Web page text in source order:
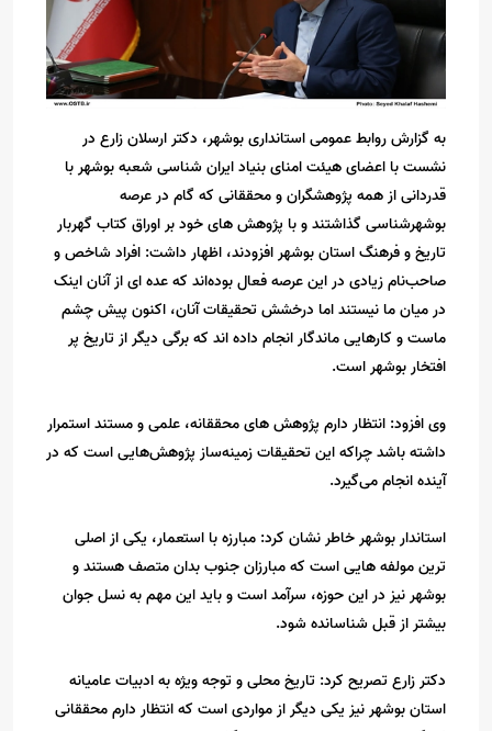
به گزارش روابط عمومی استانداری بوشهر، دکتر ارسلان زارع در
نشست با اعضای هیئت امنای بنیاد ایران شناسی شعبه بوشهر با
قدردانی از همه پژوهشگران و محققانی که گام در عرصه
بوشهرشناسی گذاشتند و با پژوهش های خود بر اوراق کتاب گهربار
تاریخ و فرهنگ استان بوشهر افزودند، اظهار داشت: افراد شاخص و
صاحب‌نام زیادی در این عرصه فعال بوده‌اند که عده ای از آنان اینک
در میان ما نیستند اما درخشش تحقیقات آنان، اکنون پیش چشم
ماست و کارهایی ماندگار انجام داده اند که برگی دیگر از تاریخ پر
افتخار بوشهر است.
وی افزود: انتظار دارم پژوهش های محققانه، علمی و مستند استمرار
داشته باشد چراکه این تحقیقات زمینه‌ساز پژوهش‌هایی است که در
آینده انجام می‌گیرد.
استاندار بوشهر خاطر نشان کرد: مبارزه با استعمار، یکی از اصلی
ترین مولفه هایی است که مبارزان جنوب بدان متصف هستند و
بوشهر نیز در این حوزه، سرآمد است و باید این مهم به نسل جوان
بیشتر از قبل شناسانده شود.
دکتر زارع تصریح کرد: تاریخ محلی و توجه ویژه به ادبیات عامیانه
استان بوشهر نیز یکی دیگر از مواردی است که انتظار دارم محققانی